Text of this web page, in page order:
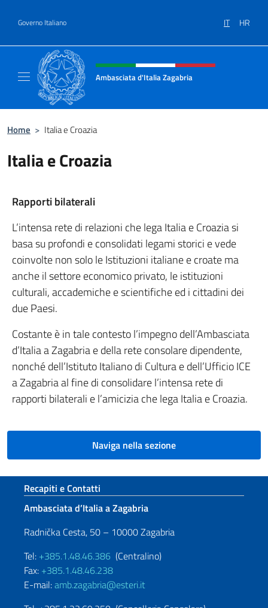
Governo Italiano IT HR
Intestazione sito, social e menù
Ambasciata d'Italia Zagabria
Home > Italia e Croazia
Italia e Croazia
Rapporti bilaterali
L’intensa rete di relazioni che lega Italia e Croazia si
basa su profondi e consolidati legami storici e vede
coinvolte non solo le Istituzioni italiane e croate ma
anche il settore economico privato, le istituzioni
culturali, accademiche e scientifiche ed i cittadini dei
due Paesi.
Costante è in tale contesto l’impegno dell’Ambasciata
d’Italia a Zagabria e della rete consolare dipendente,
nonché dell’Istituto Italiano di Cultura e dell’Ufficio ICE
a Zagabria al fine di consolidare l’intensa rete di
rapporti bilaterali e l’amicizia che lega Italia e Croazia.
Naviga nella sezione
Sezione footer
Recapiti e Contatti
Ambasciata d’Italia a Zagabria
Radnička Cesta, 50 – 10000 Zagabria
Tel: +385.1.48.46.386 (Centralino)
Fax: +385.1.48.46.238
E-mail:amb.zagabria@esteri.it